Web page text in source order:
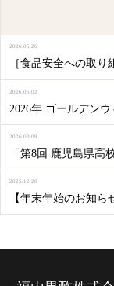
［食品安全への取り
2026.05.26
2026年 ゴールデン
2026.05.02
「第8回 鹿児島県高
2026.03.09
【年末年始のお知ら
2025.12.20